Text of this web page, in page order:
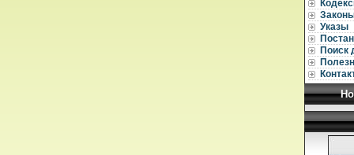
Указы
Поиск